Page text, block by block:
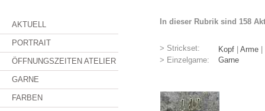
AKTUELL
PORTRAIT
ÖFFNUNGSZEITEN ATELIER
GARNE
FARBEN
In dieser Rubrik sind 158
> Strickset: Kopf Arme
> Einzelgarne:
Garne